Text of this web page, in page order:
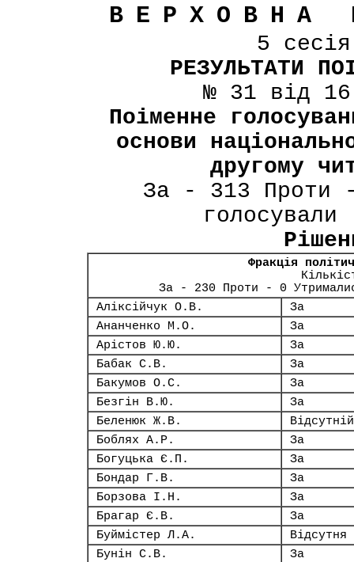
ВЕРХОВНА
5
РЕЗУЛЬТАТИ
№ 31 від
Поіменне
основи
другому
За - 313 Проти
Фракція
За - 230 Проти - 0
Аліксійчук О.В.
За
Ананченко М.О.
За
Арістов Ю.Ю.
За
Бабак С.В.
За
Бакумов О.С.
За
Безгін В.Ю.
За
Беленюк Ж.В.
Відсутній
Боблях А.Р.
За
Богуцька Є.П.
За
Бондар Г.В.
За
Борзова І.Н.
За
Брагар Є.В.
За
Буймістер Л.А.
Відсутня
Бунін С.В.
За